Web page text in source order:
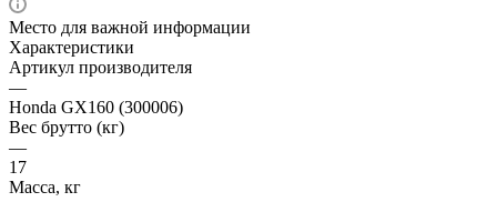
Место для важной информации
Характеристики
Артикул производителя
—
Honda GX160 (300006)
Вес брутто (кг)
—
17
Масса, кг